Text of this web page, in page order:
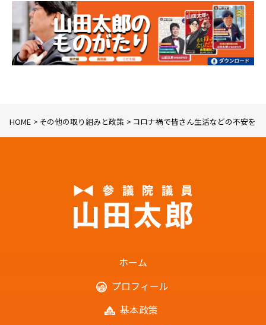
HOME その他の取り組みと政策 コロナ禍で皆さん生活などの不安を
ホーム
プロフィール
基本政策